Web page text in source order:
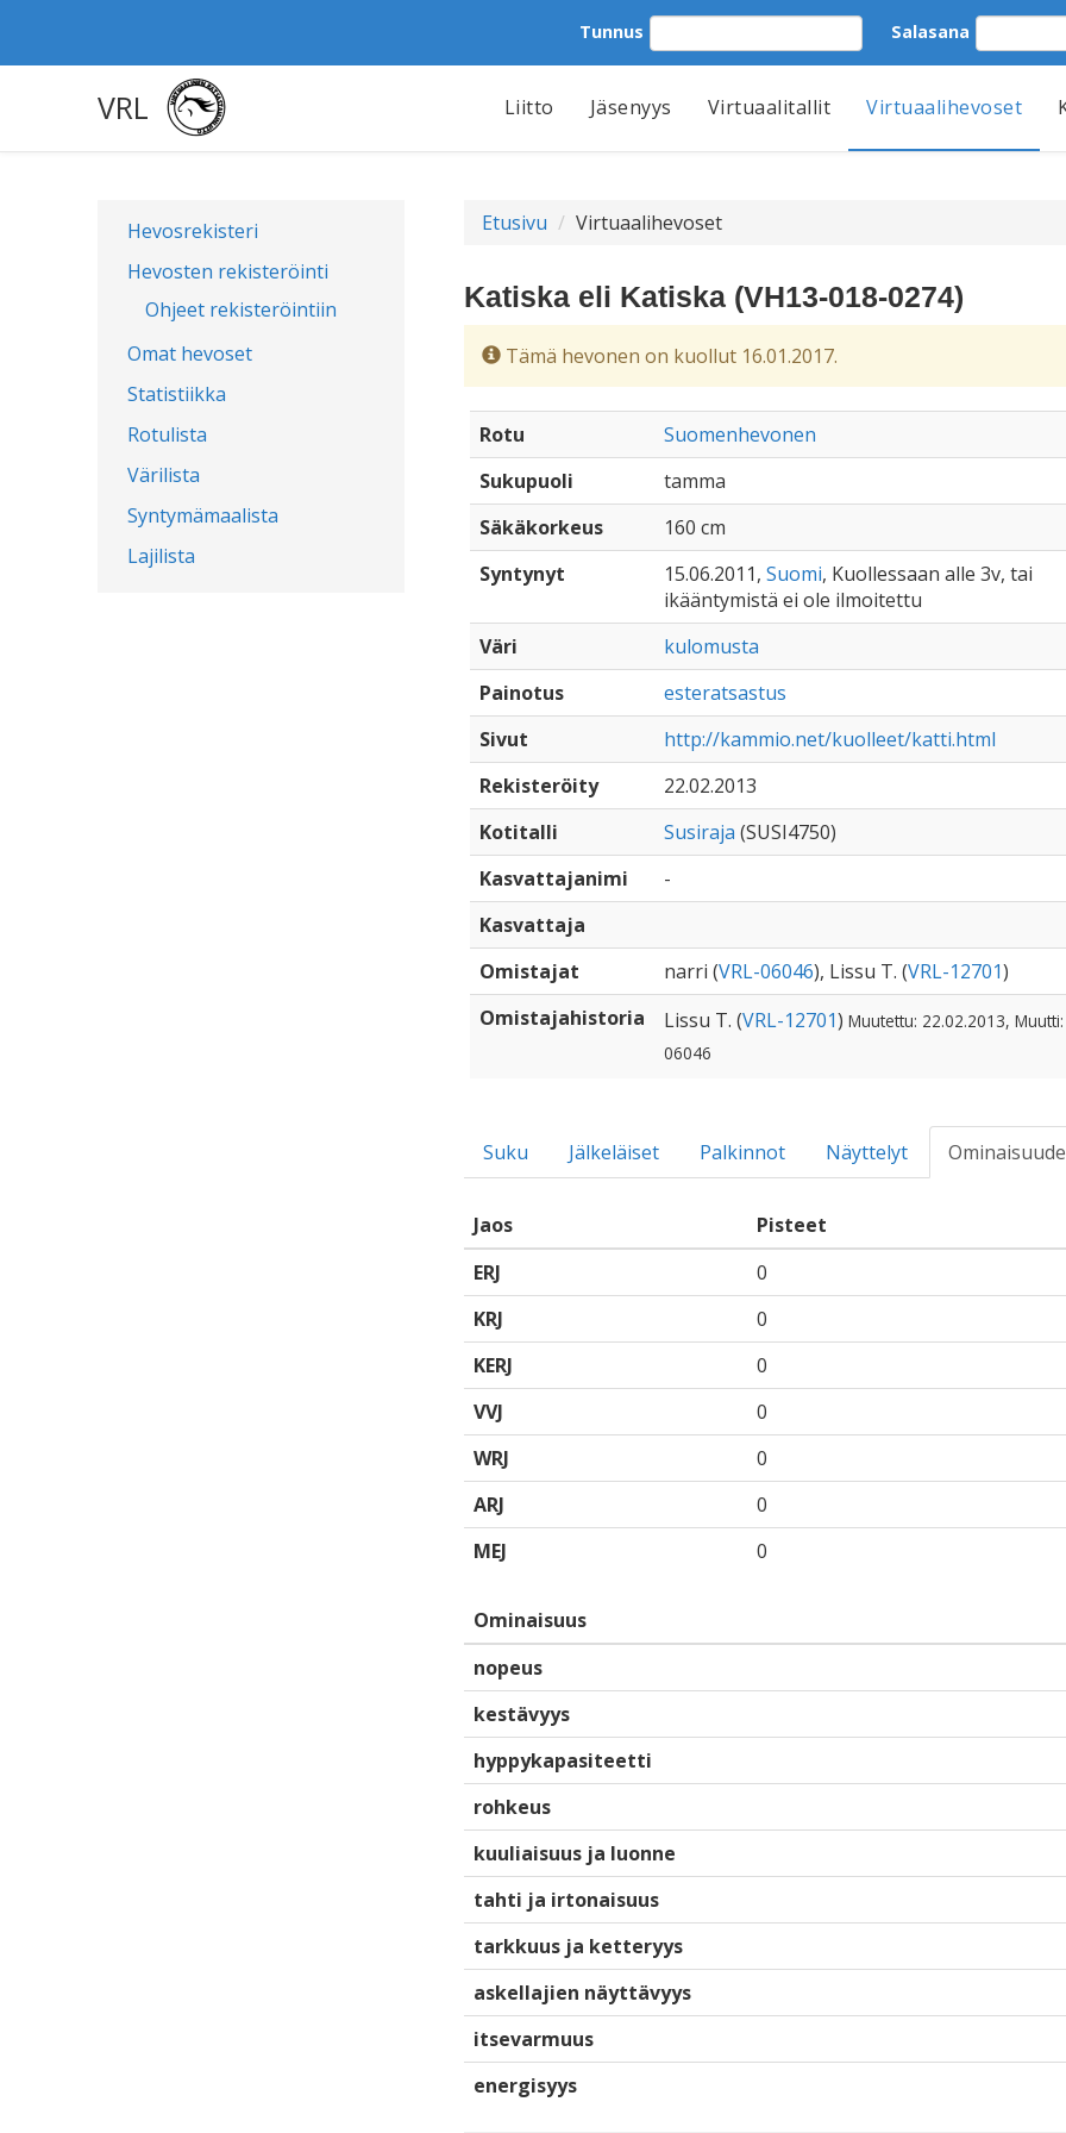
Tunnus Salasana
VRL Liitto Jäsenyys Virtuaalitallit Virtuaalihevoset
Hevosrekisteri
Hevosten rekisteröinti
Ohjeet rekisteröintiin
Omat hevoset
Statistiikka
Rotulista
Värilista
Syntymämaalista
Lajilista
Etusivu Virtuaalihevoset
Katiska eli Katiska (VH13-018-0274)
Tämä hevonen on kuollut 16.01.2017.
Rotu
Suomenhevonen
Sukupuoli
tamma
Säkäkorkeus
160 cm
Syntynyt
15.06.2011, Suomi, Kuollessaan alle 3v, tai
ikääntymistä ei ole ilmoitettu
Väri
kulomusta
Painotus
esteratsastus
Sivut
http://kammio.net/kuolleet/katti.html
Rekisteröity
22.02.2013
Kotitalli
Susiraja (SUSI4750)
Kasvattajanimi
-
Kasvattaja
Omistajat
narri (VRL-06046), Lissu T. (VRL-12701)
Omistajahistoria
Lissu T. (VRL-12701) Muutettu: 22.02.2013, Muutti:
06046
Suku Jälkeläiset Palkinnot Näyttelyt
Jaos
Pisteet
ERJ
0
KRJ
0
KERJ
0
VVJ
0
WRJ
0
ARJ
0
MEJ
0
Ominaisuus
nopeus
kestävyys
hyppykapasiteetti
rohkeus
kuuliaisuus ja luonne
tahti ja irtonaisuus
tarkkuus ja ketteryys
askellajien näyttävyys
itsevarmuus
energisyys